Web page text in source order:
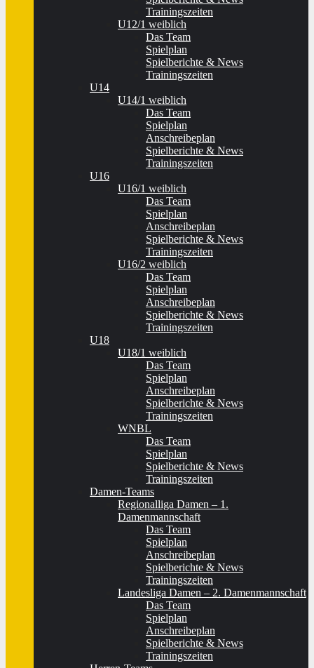
Trainingszeiten
U12/1 weiblich
Das Team
Spielplan
Spielberichte & News
Trainingszeiten
U14
U14/1 weiblich
Das Team
Spielplan
Anschreibeplan
Spielberichte & News
Trainingszeiten
U16
U16/1 weiblich
Das Team
Spielplan
Anschreibeplan
Spielberichte & News
Trainingszeiten
U16/2 weiblich
Das Team
Spielplan
Anschreibeplan
Spielberichte & News
Trainingszeiten
U18
U18/1 weiblich
Das Team
Spielplan
Anschreibeplan
Spielberichte & News
Trainingszeiten
WNBL
Das Team
Spielplan
Spielberichte & News
Trainingszeiten
Damen-Teams
Regionalliga Damen – 1.
Damenmannschaft
Das Team
Spielplan
Anschreibeplan
Spielberichte & News
Trainingszeiten
Landesliga Damen – 2. Damenmannschaft
Das Team
Spielplan
Anschreibeplan
Spielberichte & News
Trainingszeiten